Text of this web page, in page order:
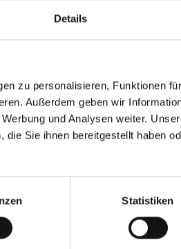
Details
zu personalisieren, Funktionen
Außerdem geben wir
und Analysen weiter.
Sie ihnen bereitgestellt haben
Statistiken
teils neue Ebenen zu
kann man nun in
unbekannten Pianisten Eric